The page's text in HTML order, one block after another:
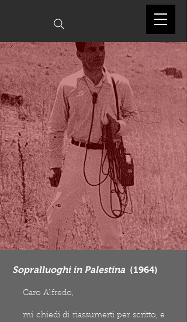
Sopralluoghi in Palestina (1964)
Caro Alfredo,
mi chiedi di riassumerti per scritto, e